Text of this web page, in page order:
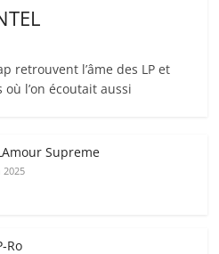
retrouvent l’âme des LP et
l’on écoutait aussi
Supreme
2025